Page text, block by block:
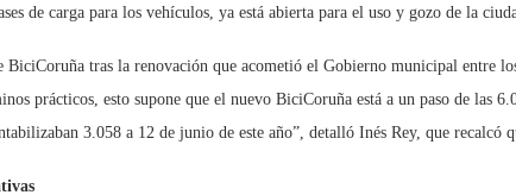
de carga para los vehículos, ya está abierta para el uso y gozo de la
BiciCoruña tras la renovación que acometió el Gobierno municipal
prácticos, esto supone que el nuevo BiciCoruña está a un paso de las
3.058 a 12 de junio de este año”, detalló Inés Rey, que